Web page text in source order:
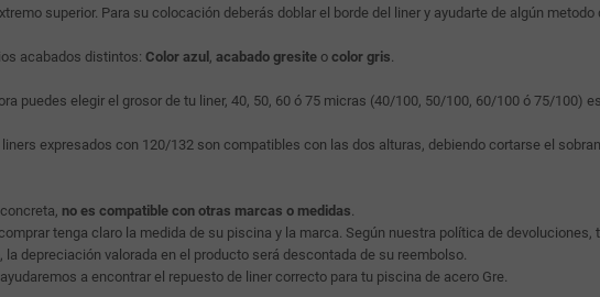
superior. Para su colocación deberás doblar el borde del liner y ayudarte de algún
acabados distintos: Color azul acabado gresite o color gris
puedes elegir el grosor de tu liner, 40, 50, 60 ó 75 micras (40/100, 50/100, 60/100 ó 75/100)
expresados con 120/132 son compatibles con las dos alturas, debiendo cortarse el
no es compatible con otras marcas o medidas
tenga claro la medida de su piscina y la marca. Según nuestra política de devoluciones,
depreciación valorada en el producto será descontada de su reembolso.
a encontrar el repuesto de liner correcto para tu piscina de acero Gre.